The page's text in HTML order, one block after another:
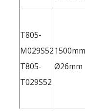
T805-
M029S52
T805-
T029S52
Ø26mm